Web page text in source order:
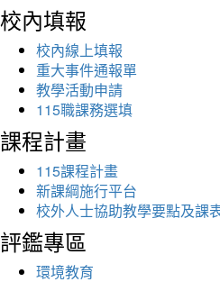
校內填報
校內線上填報
重大事件通報單
教學活動申請
115職課務選填
課程計畫
115課程計畫
新課綱施行平台
校外人士協助教學要點及課
評鑑專區
環境教育